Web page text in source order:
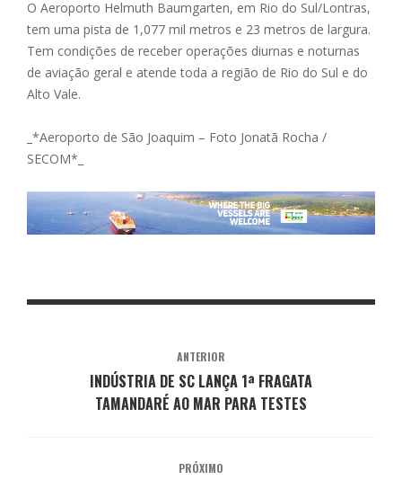
O Aeroporto Helmuth Baumgarten, em Rio do Sul/Lontras,
tem uma pista de 1,077 mil metros e 23 metros de largura.
Tem condições de receber operações diurnas e noturnas
de aviação geral e atende toda a região de Rio do Sul e do
Alto Vale.
_*Aeroporto de São Joaquim – Foto Jonatã Rocha /
SECOM*_
ANTERIOR
INDÚSTRIA DE SC LANÇA 1ª FRAGATA
TAMANDARÉ AO MAR PARA TESTES
PRÓXIMO